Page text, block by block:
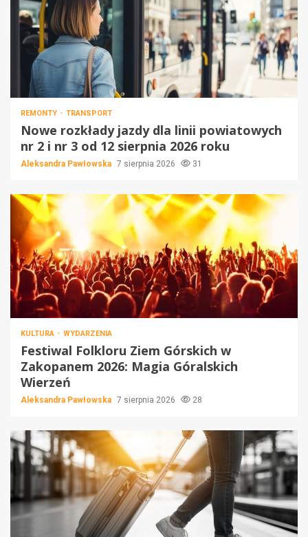
REMONTY TRANSPORT
Nowe rozkłady jazdy dla linii powiatowych
nr 2 i nr 3 od 12 sierpnia 2026 roku
Aleksandra Pawłowska 7 sierpnia 2026 31
KULTURA WYDARZENIA
Festiwal Folkloru Ziem Górskich w
Zakopanem 2026: Magia Góralskich
Wierzeń
Aleksandra Pawłowska 7 sierpnia 2026 28